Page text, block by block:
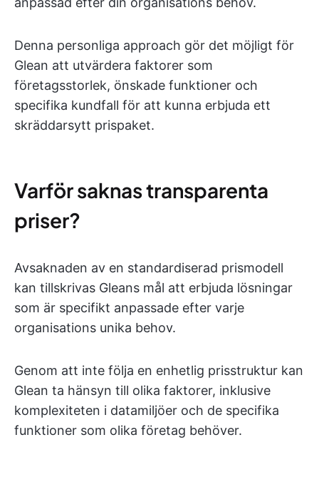
Denna personliga approach gör det möjligt för
Glean att utvärdera faktorer som
företagsstorlek, önskade funktioner och
specifika kundfall för att kunna erbjuda ett
skräddarsytt prispaket.
Varför saknas transparenta
priser?
Avsaknaden av en standardiserad prismodell
kan tillskrivas Gleans mål att erbjuda lösningar
som är specifikt anpassade efter varje
organisations unika behov.
Genom att inte följa en enhetlig prisstruktur kan
Glean ta hänsyn till olika faktorer, inklusive
komplexiteten i datamiljöer och de specifika
funktioner som olika företag behöver.